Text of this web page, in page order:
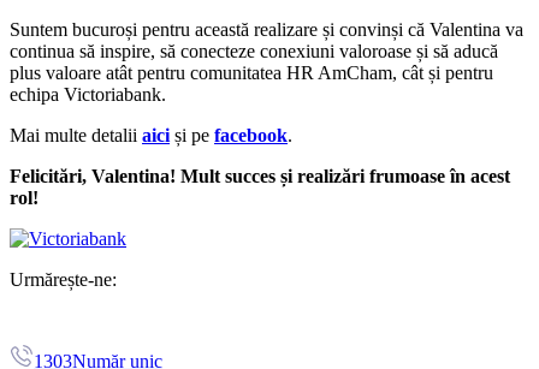
Suntem bucuroși pentru această realizare și convinși că Valentina va
continua să inspire, să conecteze conexiuni valoroase și să aducă
plus valoare atât pentru comunitatea HR AmCham, cât și pentru
echipa Victoriabank.
Mai multe detalii aici și pe facebook.
Felicitări, Valentina! Mult succes și realizări frumoase în acest
rol!
Urmărește-ne:
1303Număr unic